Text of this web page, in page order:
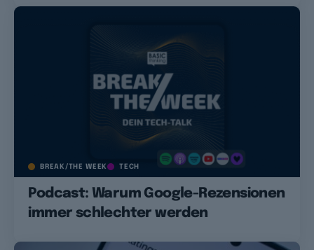
BREAK/THE WEEK TECH
Podcast: Warum Google-Rezensionen
immer schlechter werden